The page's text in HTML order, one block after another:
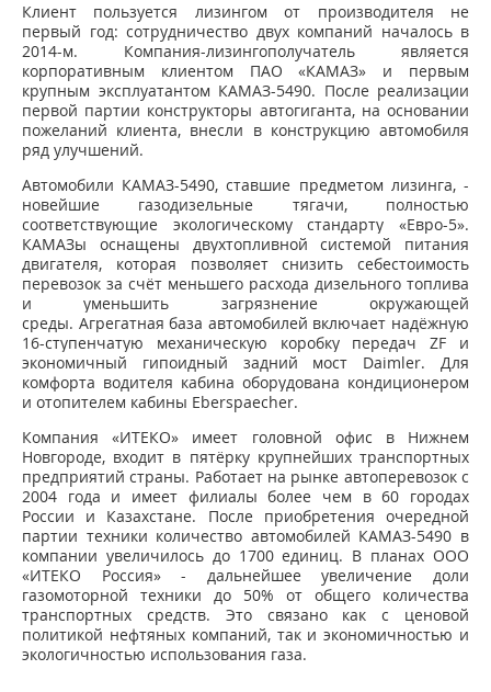
ФОТОГАЛЕРЕЯ
КОНТАКТНАЯ ИНФОРМАЦИЯ
Клиент пользуется лизингом от производителя не
первый год: сотрудничество двух компаний началось в
2014-м. Компания-лизингополучатель является
корпоративным клиентом ПАО «КАМАЗ» и первым
крупным эксплуатантом КАМАЗ-5490. После реализации
первой партии конструкторы автогиганта, на основании
пожеланий клиента, внесли в конструкцию автомобиля
ряд улучшений.
Автомобили КАМАЗ-5490, ставшие предметом лизинга, -
новейшие газодизельные тягачи, полностью
соответствующие экологическому стандарту «Евро-5».
КАМАЗы оснащены двухтопливной системой питания
двигателя, которая позволяет снизить себестоимость
перевозок за счёт меньшего расхода дизельного топлива
и уменьшить загрязнение окружающей
среды. Агрегатная база автомобилей включает надёжную
16-ступенчатую механическую коробку передач ZF и
экономичный гипоидный задний мост Daimler. Для
комфорта водителя кабина оборудована кондиционером
и отопителем кабины Eberspaecher.
Компания «ИТЕКО» имеет головной офис в Нижнем
Новгороде, входит в пятёрку крупнейших транспортных
предприятий страны. Работает на рынке автоперевозок с
2004 года и имеет филиалы более чем в 60 городах
России и Казахстане. После приобретения очередной
партии техники количество автомобилей КАМАЗ-5490 в
компании увеличилось до 1700 единиц. В планах ООО
«ИТЕКО Россия» - дальнейшее увеличение доли
газомоторной техники до 50% от общего количества
транспортных средств. Это связано как с ценовой
политикой нефтяных компаний, так и экономичностью и
экологичностью использования газа.